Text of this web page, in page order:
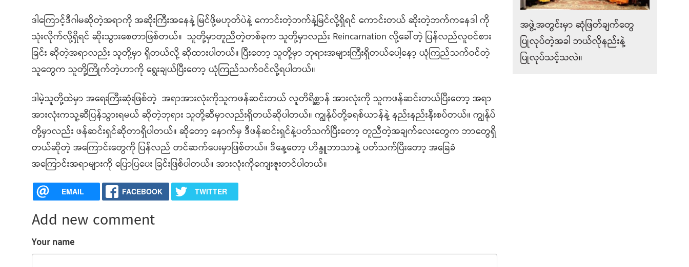
ဒါကြောင့်ဒီဂါမဆိုတဲ့အရာကို အဆိုးကြီးအနေနဲ့ မြင်ဖို့မဟုတ်ပဲနဲ့ ကောင်းတဲ့ဘက်နဲ့မြင်လို့ရှိရင် ကောင်းတယ် ဆိုးတဲ့ဘက်ကနေဒါ ကို
သုံးလိုက်လို့ရှိရင် ဆိုးသွားစေတာဖြစ်တယ်။ သူတို့မှာတူညီတဲ့တစ်ခုက သူတို့မှာလည်း Reincarnation လို့ခေါ်တဲ့ ပြန်လည်လူဝင်စား
ခြင်း ဆိုတဲ့အရာလည်း သူတို့မှာ ရှိတယ်လို့ ဆိုထားပါတယ်။ ပြီးတော့ သူတို့မှာ ဘုရားအများကြီးရှိတယ်ပေါ့နော့ ယုံကြည်သက်ဝင်တဲ့
သူတွေက သူတို့ကြိုက်တဲ့ဟာကို ရွေးချယ်ပြီးတော့ ယုံကြည်သက်ဝင်လို့ရပါတယ်။
ဒါမဲ့သူတို့ထဲမှာ အရေးကြီးဆုံးဖြစ်တဲ့ အရာအားလုံးကိုသူကဖန်ဆင်းတယ် လူတိရိစ္ဆာန် အားလုံးကို သူကဖန်ဆင်းတယ်ပြီးတော့ အရာ
အားလုံးကသူ့ဆီပြန်သွားရမယ် ဆိုတဲ့ဘုရား သူတို့ဆီမှာလည်းရှိတယ်ဆိုပါတယ်။ ကျွန်ုပ်တို့ခရစ်ယာန်နဲ့ နည်းနည်းနီးစပ်တယ်။ ကျွန်ုပ်
တို့မှာလည်း ဖန်ဆင်းရှင်ဆိုတာရှိပါတယ်။ ဆိုတော့ နောက်မှ ဒီဖန်ဆင်းရှင်နဲ့ပတ်သက်ပြီးတော့ တူညီတဲ့အချက်လေးတွေက ဘာတွေရှိ
တယ်ဆိုတဲ့ အကြောင်းတွေကို ပြန်လည် တင်ဆက်ပေးမှာဖြစ်တယ်။ ဒီနေ့တော့ ဟိန္ဒူဘာသာနဲ့ ပတ်သက်ပြီးတော့ အခြေခံ
အကြောင်းအရာများကို ပြောပြပေး ခြင်းဖြစ်ပါတယ်။ အားလုံးကိုကျေးဇူးတင်ပါတယ်။
EMAIL FACEBOOK TWITTER
Add new comment
Your name
အဖွဲ့အတွင်းမှာ ဆုံဖြတ်ချက်တွေ
ပြုလုပ်တဲ့အခါ ဘယ်လိုနည်းနဲ့
ပြုလုပ်သင့်သလဲ။